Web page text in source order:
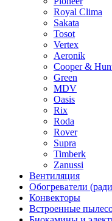
Royal Clima
Sakata
Tosot
Vertex
Aeronik
Cooper &
Green
MDV
Oasis
Rix
Roda
Rover
Supra
Timberk
Zanussi
Вентиляция
Обогреватели
Конвекторы
Встроенные